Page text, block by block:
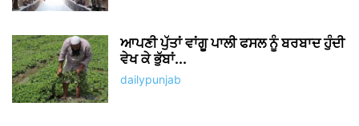
ਆਪਣੀ ਪੁੱਤਾਂ ਵਾਂਗੂ ਪਾਲੀ ਫਸਲ ਨੂੰ ਬਰਬਾਦ ਹੁੰਦੀ
ਵੇਖ ਕੇ ਭੁੱਬਾਂ...
dailypunjab